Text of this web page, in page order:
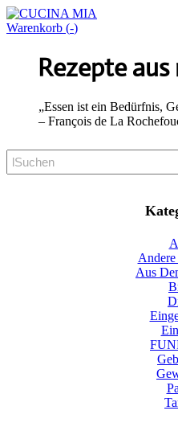
Warenkorb (-)
Rezepte
„Essen ist ein Bedürfnis,
​– François de La
Aus